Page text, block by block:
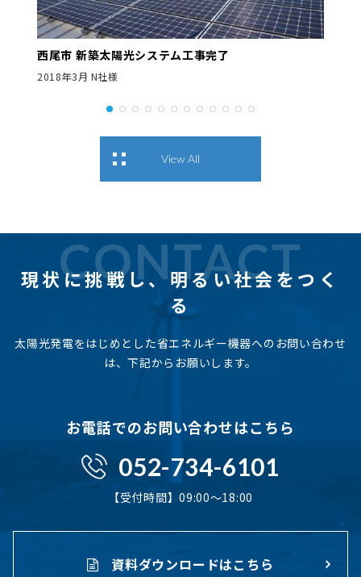
西尾市 新築太陽光システム工事完了
2018年3月 N社様
View All
CONTACT
現状に挑戦し、明るい社会をつく
る
太陽光発電をはじめとした省エネルギー機器へのお問い合わせ
は、下記からお願いします。
お電話でのお問い合わせはこちら
052-734-6101
【受付時間】09:00〜18:00
資料ダウンロードはこちら